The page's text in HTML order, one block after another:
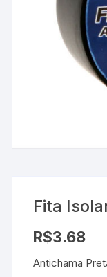
Fita
R$3.68
Antichama